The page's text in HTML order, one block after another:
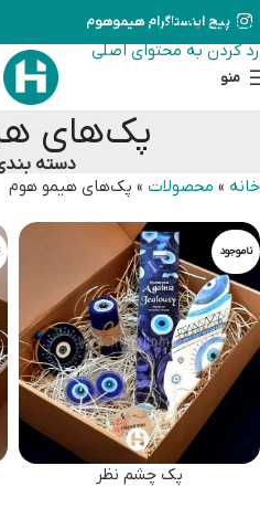
رد کردن به ناوبری
رد کردن به محتوای اصلی
پیج اینستاگرام هیموهوم
منو
پک‌های
دسته
خانه » محصولات » پک‌های هیمو هوم
ناموجود
پک چشم نظر